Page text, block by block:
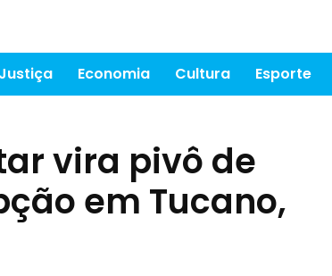
Justiça Economia Cultura Esporte
vira pivô de
em Tucano,